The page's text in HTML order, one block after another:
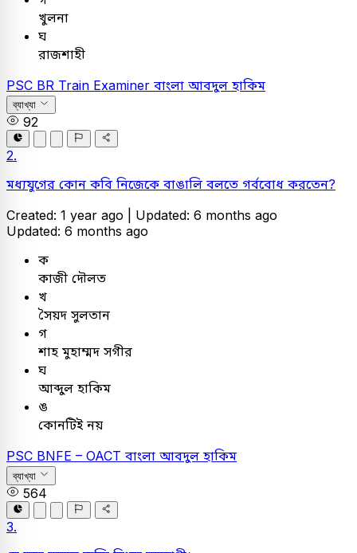
খুলনা
ঘ
রাজশাহী
PSC BR Train Examiner বাংলা আবদুল হাকিম
ব্যাখ্যা
92
2.
মধ্যযুগের কোন কবি নিজেকে বাঙালি বলতে গর্ববোধ করতেন?
Created: 1 year ago | Updated: 6 months ago
Updated: 6 months ago
ক
কাজী দৌলত
খ
সৈয়দ সুলতান
গ
শাহ মুহাম্মদ সগীর
ঘ
আব্দুল হাকিম
ঙ
কোনটিই নয়
PSC BNFE – OACT বাংলা আবদুল হাকিম
ব্যাখ্যা
564
3.